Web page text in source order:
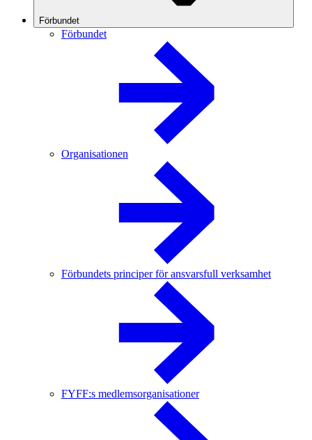
Förbundet
Förbundet
Organisationen
Förbundets principer för ansvarsfull verksamhet
FYFF:s medlemsorganisationer